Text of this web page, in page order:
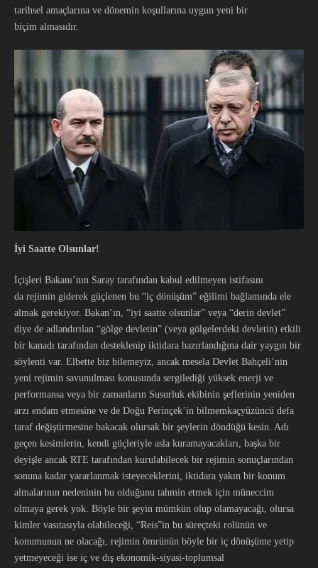
tarihsel amaçlarına ve dönemin koşullarına uygun yeni bir
biçim almasıdır.
İyi Saatte Olsunlar!
İçişleri Bakanı’nın Saray tarafından kabul edilmeyen istifasını
da rejimin giderek güçlenen bu “iç dönüşüm” eğilimi bağlamında ele
almak gerekiyor. Bakan’ın, “iyi saatte olsunlar” veya “derin devlet”
diye de adlandırılan “gölge devletin” (veya gölgelerdeki devletin) etkili
bir kanadı tarafından desteklenip iktidara hazırlandığına dair yaygın bir
söylenti var. Elbette biz bilemeyiz, ancak mesela Devlet Bahçeli’nin
yeni rejimin savunulması konusunda sergilediği yüksek enerji ve
performansa veya bir zamanların Susurluk ekibinin şeflerinin yeniden
arzı endam etmesine ve de Doğu Perinçek’in bilmemkaçyüzüncü defa
taraf değiştirmesine bakacak olursak bir şeylerin döndüğü kesin. Adı
geçen kesimlerin, kendi güçleriyle asla kuramayacakları, başka bir
deyişle ancak RTE tarafından kurulabilecek bir rejimin sonuçlarından
sonuna kadar yararlanmak isteyeceklerini, iktidara yakın bir konum
almalarının nedeninin bu olduğunu tahmin etmek için müneccim
olmaya gerek yok. Böyle bir şeyin mümkün olup olamayacağı, olursa
kimler vasıtasıyla olabileceği, “Reis”in bu süreçteki rolünün ve
konumunun ne olacağı, rejimin ömrünün böyle bir iç dönüşüme yetip
yetmeyeceği ise iç ve dış ekonomik-siyasi-toplumsal